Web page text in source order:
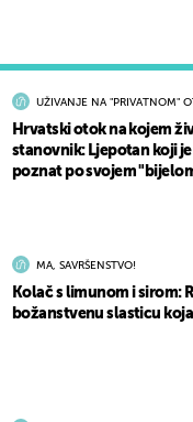
UŽIVANJE NA "PRIVATNOM"
Hrvatski otok na kojem
stanovnik: Ljepotan koji
poznat po svojem
MA, SAVRŠENSTVO!
Kolač s limunom i sirom:
božanstvenu slasticu